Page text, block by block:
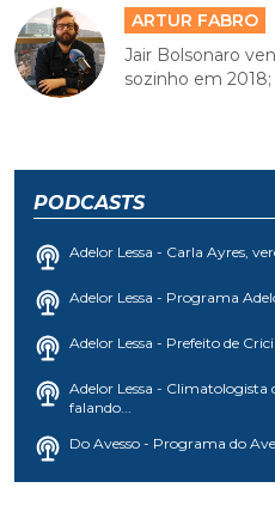
ARTUR FABRO
Jair Bolsonaro
sozinho em 2018;
PODCASTS
Adelor Lessa - Carla Ayres,
Adelor Lessa - Programa
Adelor Lessa - Prefeito de
Adelor Lessa - Climatologista
falando...
Do Avesso - Programa do